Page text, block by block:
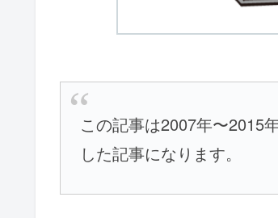
この記事は2007年〜2015
した記事になります。